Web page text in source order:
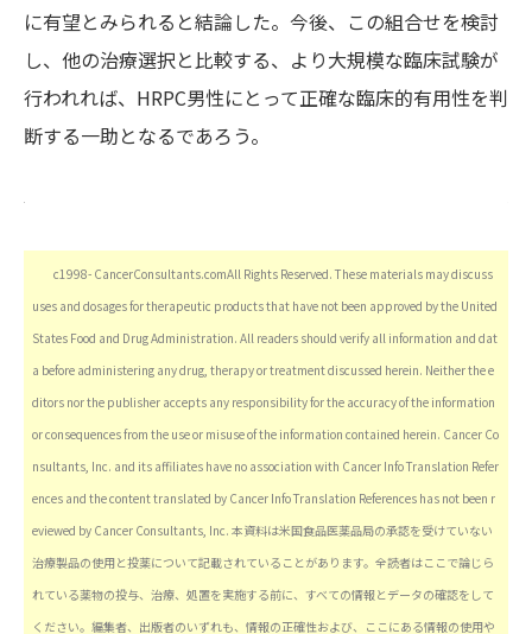
に有望とみられると結論した。今後、この組合せを検討
し、他の治療選択と比較する、より大規模な臨床試験が
行われれば、HRPC男性にとって正確な臨床的有用性を判
断する一助となるであろう。
c1998- CancerConsultants.comAll Rights Reserved. These materials may discuss
uses and dosages for therapeutic products that have not been approved by the United
States Food and Drug Administration. All readers should verify all information and dat
a before administering any drug, therapy or treatment discussed herein. Neither the e
ditors nor the publisher accepts any responsibility for the accuracy of the information
or consequences from the use or misuse of the information contained herein. Cancer Co
nsultants, Inc. and its affiliates have no association with Cancer Info Translation Refer
ences and the content translated by Cancer Info Translation References has not been r
eviewed by Cancer Consultants, Inc. 本資料は米国食品医薬品局の承認を受けていない
治療製品の使用と投薬について記載されていることがあります。全読者はここで論じら
れている薬物の投与、治療、処置を実施する前に、すべての情報とデータの確認をして
ください。編集者、出版者のいずれも、情報の正確性および、ここにある情報の使用や